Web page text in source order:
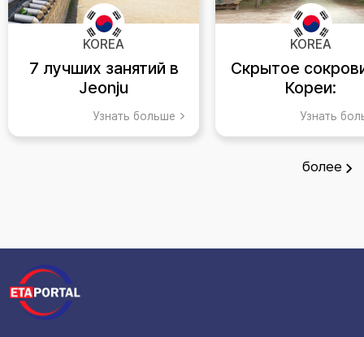
KOREA
7 лучших занятий в
Jeonju
Узнать больше
KOREA
Скрытое
Кореи:
Путеводитель
Чхунчхону
Узнать
более